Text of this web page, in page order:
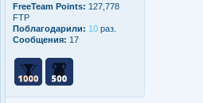
FreeTeam Points: 127,778
FTP
Поблагодарили: 10 раз.
Сообщения: 17